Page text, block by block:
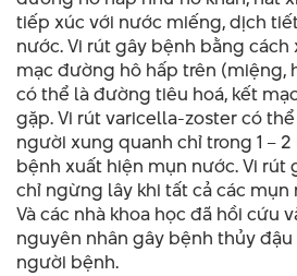
tiếp xúc với nước miếng, dịch
nước. Vi rút gây bệnh bằng
mạc đường hô hấp trên (miệng,
có thể là đường tiêu hoá, kết
gặp. Vi rút varicella-zoster có
người xung quanh chỉ trong 1 –
bệnh xuất hiện mụn nước. Vi rút
chỉ ngừng lây khi tất cả các mụn
Và các nhà khoa học đã hồi cứu
nguyên nhân gây bệnh thủy
người bệnh.